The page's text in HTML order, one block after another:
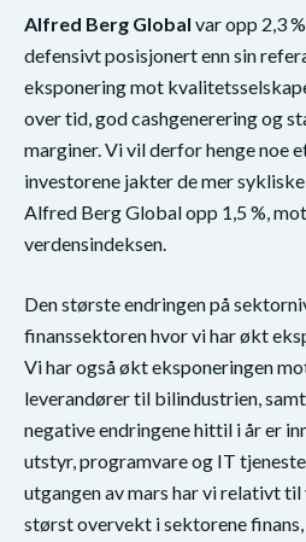
Alfred Berg Global var opp 2,3
defensivt posisjonert enn sin
eksponering mot
over tid, god cashgenerering og
marginer. Vi vil derfor henge noe
investorene jakter de mer
Alfred Berg Global opp 1,5 %,
verdensindeksen.
Den største endringen på
finanssektoren hvor vi har økt
Vi har også økt eksponeringen
leverandører til bilindustrien,
negative endringene hittil i år er
utstyr, programvare og IT
utgangen av mars har vi relativt
størst overvekt i sektorene